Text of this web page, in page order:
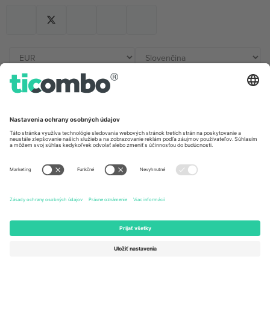
Unter den Linden 24, 10117
167 City Road, London, Greater
Kingdom
United States
Newark, Delaware 19713, United
States
Switzerland
Engelberg, Switzerland